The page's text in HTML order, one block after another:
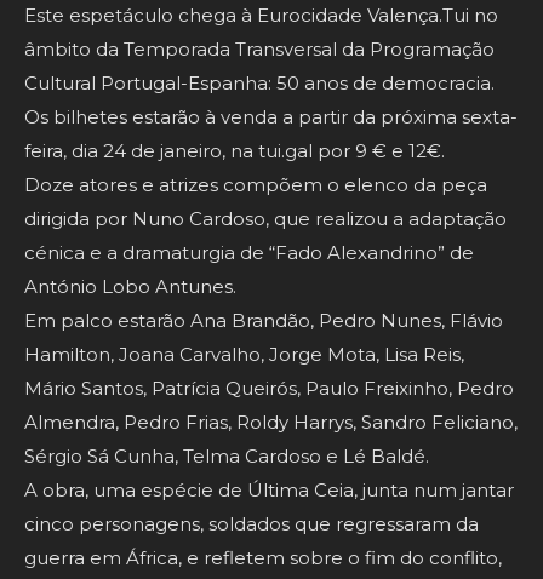
Este espetáculo chega à Eurocidade Valença.Tui no
âmbito da Temporada Transversal da Programação
Cultural Portugal-Espanha: 50 anos de democracia.
Os bilhetes estarão à venda a partir da próxima sexta-
feira, dia 24 de janeiro, na tui.gal por 9 € e 12€.
Doze atores e atrizes compõem o elenco da peça
dirigida por Nuno Cardoso, que realizou a adaptação
cénica e a dramaturgia de “Fado Alexandrino” de
António Lobo Antunes.
Em palco estarão Ana Brandão, Pedro Nunes, Flávio
Hamilton, Joana Carvalho, Jorge Mota, Lisa Reis,
Mário Santos, Patrícia Queirós, Paulo Freixinho, Pedro
Almendra, Pedro Frias, Roldy Harrys, Sandro Feliciano,
Sérgio Sá Cunha, Telma Cardoso e Lé Baldé.
A obra, uma espécie de Última Ceia, junta num jantar
cinco personagens, soldados que regressaram da
guerra em África, e refletem sobre o fim do conflito,